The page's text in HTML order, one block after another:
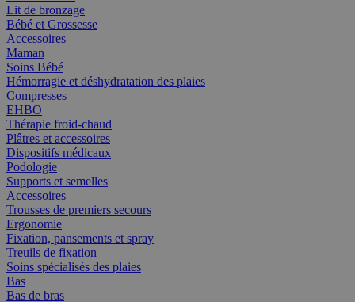
Lit de bronzage
Bébé et Grossesse
Accessoires
Maman
Soins Bébé
Hémorragie et déshydratation des plaies
Compresses
EHBO
Thérapie froid-chaud
Plâtres et accessoires
Dispositifs médicaux
Podologie
Supports et semelles
Accessoires
Trousses de premiers secours
Ergonomie
Fixation, pansements et spray
Treuils de fixation
Soins spécialisés des plaies
Bas
Bas de bras